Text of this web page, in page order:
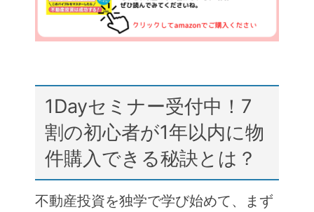
k
1Dayセミナー受付中！7
割の初心者が1年以内に物
件購入できる秘訣とは？
不動産投資を独学で学び始めて、まず